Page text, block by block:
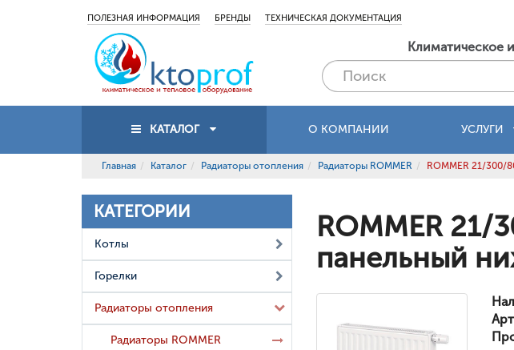
ПОЛЕЗНАЯ ИНФОРМАЦИЯ БРЕНДЫ ТЕХНИЧЕСКАЯ ДОКУМЕНТАЦИЯ
Климатическое
КАТАЛОГ О КОМПАНИИ УСЛУГИ
Главная Каталог Радиаторы отопления Радиаторы ROMMER ROMMER 21/300/
КАТЕГОРИИ
Котлы
Горелки
Радиаторы отопления
Радиаторы ROMMER
ROMMER 21/
панельный